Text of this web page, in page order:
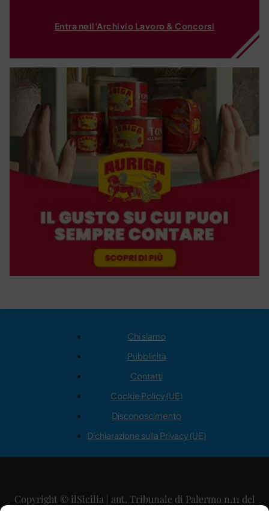
Entra nell'Archivio Lavoro & Concorsi
Chi siamo
Pubblicità
Contatti
Cookie Policy (UE)
Disconoscimento
Dichiarazione sulla Privacy (UE)
Copyright © ilSicilia | aut. Tribunale di Palermo n.11 del